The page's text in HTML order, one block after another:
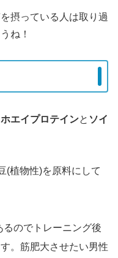
摂っている人は取り過
ね！
ホエイプロテインと ソイ
(植物性)を原料にして
のでトレーニング後
。筋肥大させたい男性